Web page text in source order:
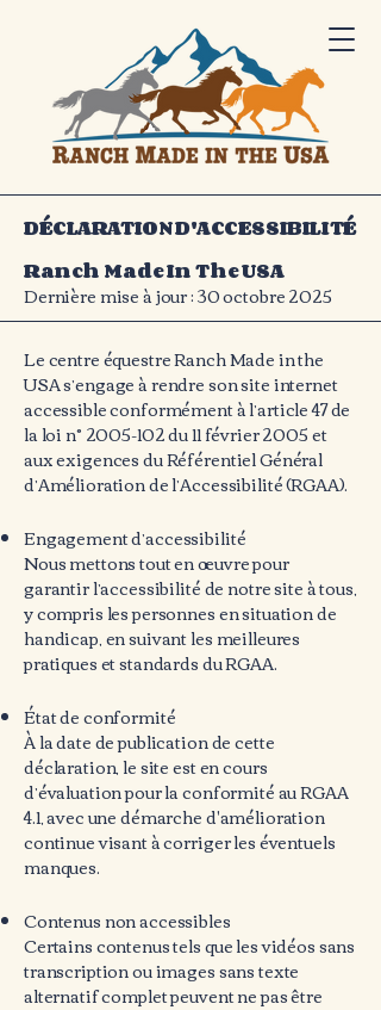
DÉCLARATION D'ACCESSIBILITÉ
Ranch Made In The USA
Dernière mise à jour : 30 octobre 2025
Le centre équestre Ranch Made in the
USA s’engage à rendre son site internet
accessible conformément à l’article 47 de
la loi n°2005-102du 11 février 2005 et
aux exigences du Référentiel Général
d’Amélioration de l’Accessibilité (RGAA).
Engagement d’accessibilité
Nous mettons tout en œuvre pour
garantir l’accessibilité de notre site à tous,
y compris les personnes en situation de
handicap, en suivant les meilleures
pratiques et standards du RGAA.
État de conformité
À la date de publication de cette
déclaration, le site est en cours
d’évaluation pour la conformité au RGAA
4.1, avec une démarche d'amélioration
continue visant à corriger les éventuels
manques.
Contenus non accessibles
Certains contenus tels que les vidéos sans
transcription ou images sans texte
alternatif complet peuvent ne pas être